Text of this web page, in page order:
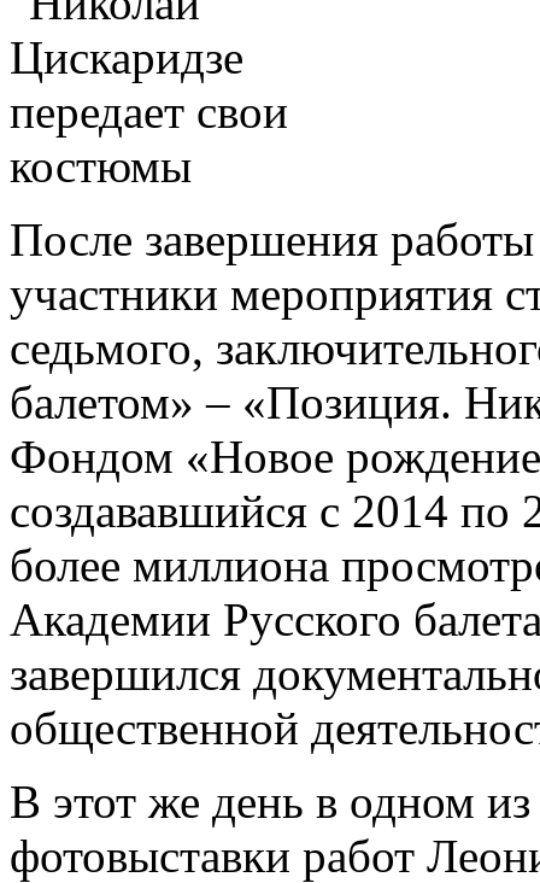
После завершения работы
участники мероприятия
седьмого,
балетом» – «Позиция.
Фондом «Новое
создававшийся с 2014 по
более миллиона
Академии Русского
завершился
общественной
В этот же день в одном
фотовыставки работ